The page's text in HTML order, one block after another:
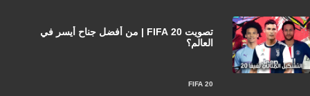
FIFA 20
تصويت FIFA 20 | من أفضل جناح أيسر في
العالم؟